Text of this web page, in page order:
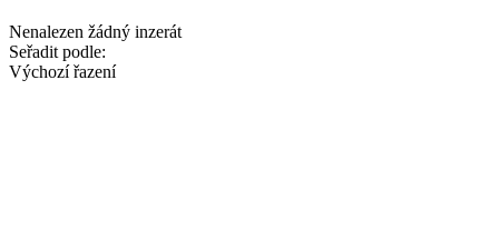
Nenalezen žádný inzerát
Seřadit podle:
Výchozí řazení